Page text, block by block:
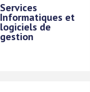
Services
Informatiques et
logiciels de
gestion